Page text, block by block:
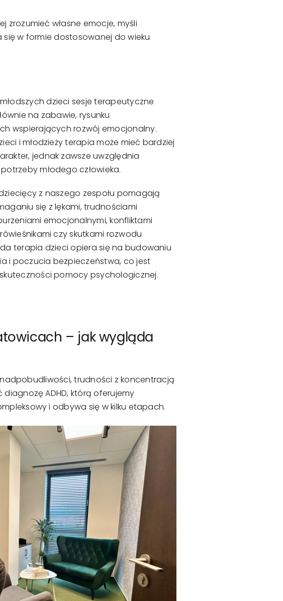
własne emocje, myśli
w formie dostosowanej do wieku
dzieci sesje terapeutyczne
na zabawie, rysunku
wspierających rozwój emocjonalny.
i młodzieży terapia może mieć bardziej
jednak zawsze uwzględnia
młodego człowieka.
z naszego zespołu pomagają
się z lękami, trudnościami
emocjonalnymi, konfliktami
czy skutkami rozwodu
terapia dzieci opiera się na budowaniu
i poczucia bezpieczeństwa, co jest
pomocy psychologicznej.
– jak wygląda
trudności z koncentracją
ADHD, którą oferujemy
i odbywa się w kilku etapach.